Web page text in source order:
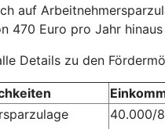
auf
470 Euro pro Jahr
Details zu den
40.000/